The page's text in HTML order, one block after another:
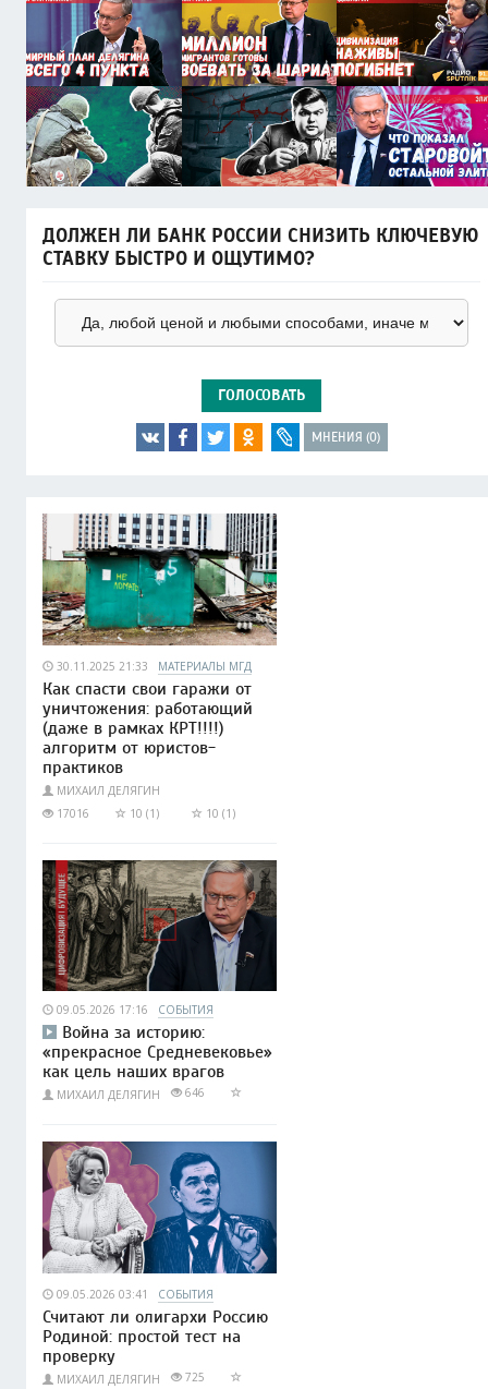
ДОЛЖЕН ЛИ БАНК РОССИИ СНИЗИТЬ КЛЮЧЕВУЮ
СТАВКУ БЫСТРО И ОЩУТИМО?
ГОЛОСОВАТЬ
МНЕНИЯ (0)
30.11.2025 21:33 МАТЕРИАЛЫ МГД
Как спасти свои гаражи от
уничтожения: работающий
(даже в рамках КРТ!!!!)
алгоритм от юристов-
практиков
МИХАИЛ ДЕЛЯГИН
17016
10 (1) 10 (1)
09.05.2026 17:16 СОБЫТИЯ
Война за историю:
«прекрасное Средневековье»
как цель наших врагов
МИХАИЛ ДЕЛЯГИН 646
09.05.2026 03:41 СОБЫТИЯ
Считают ли олигархи Россию
Родиной: простой тест на
проверку
МИХАИЛ ДЕЛЯГИН 725